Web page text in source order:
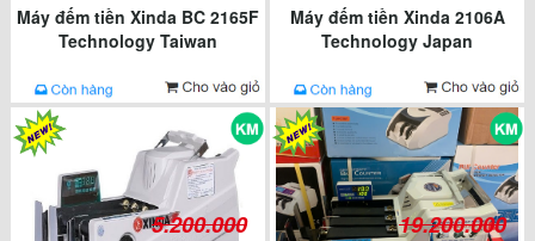
Máy đếm tiền Xinda BC 2165F
Technology Taiwan
Máy đếm tiền Xinda 2106A
Technology Japan
5.200.000 19.200.000